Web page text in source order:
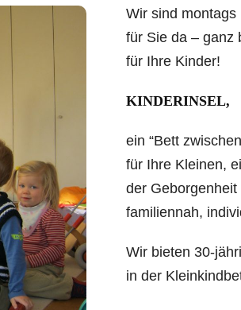
Wir sind montags
für Sie da – ganz
für Ihre Kinder!
KINDERINSEL,
ein “Bett
für Ihre Kleinen,
der
familiennah,
Wir bieten 30-
in der